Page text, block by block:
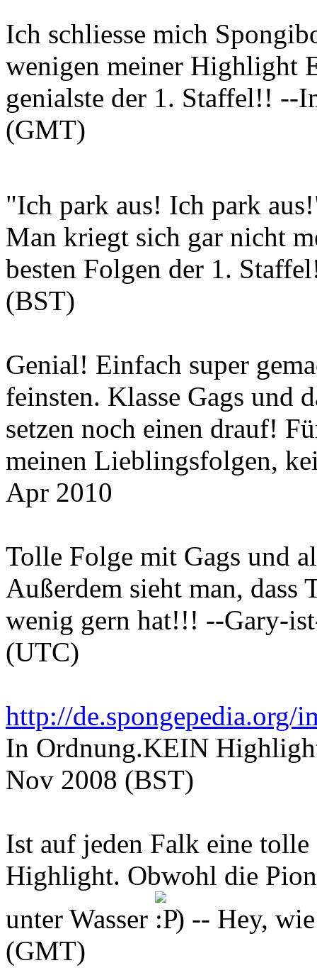
Ich schliesse mich
wenigen meiner Highlight
genialste der 1. Staffel!! --
(GMT)
"Ich park aus! Ich park
Man kriegt sich gar nicht
besten Folgen der 1.
(BST)
Genial! Einfach super
feinsten. Klasse Gags und
setzen noch einen drauf!
meinen Lieblingsfolgen,
Apr 2010
Tolle Folge mit Gags und
Außerdem sieht man, dass
wenig gern hat!!! --Gary-
(UTC)
http://de.spongepedia.org/
In Ordnung.KEIN
Nov 2008 (BST)
Ist auf jeden Falk eine
Highlight. Obwohl die
unter Wasser
) -- Hey,
(GMT)